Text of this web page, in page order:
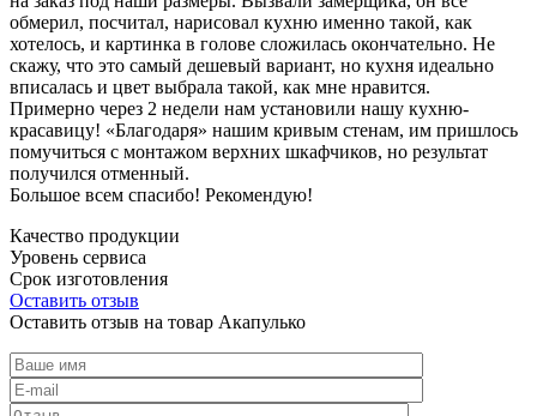
обмерил, посчитал, нарисовал кухню именно такой, как
хотелось, и картинка в голове сложилась окончательно. Не
скажу, что это самый дешевый вариант, но кухня идеально
вписалась и цвет выбрала такой, как мне нравится.
Примерно через 2 недели нам установили нашу кухню-
красавицу! «Благодаря» нашим кривым стенам, им пришлось
помучиться с монтажом верхних шкафчиков, но результат
получился отменный.
Большое всем спасибо! Рекомендую!
Качество продукции
Уровень сервиса
Срок изготовления
Оставить отзыв
Оставить отзыв на товар Акапулько